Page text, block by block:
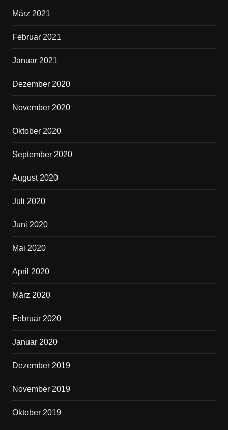
März 2021
Februar 2021
Januar 2021
Dezember 2020
November 2020
Oktober 2020
September 2020
August 2020
Juli 2020
Juni 2020
Mai 2020
April 2020
März 2020
Februar 2020
Januar 2020
Dezember 2019
November 2019
Oktober 2019